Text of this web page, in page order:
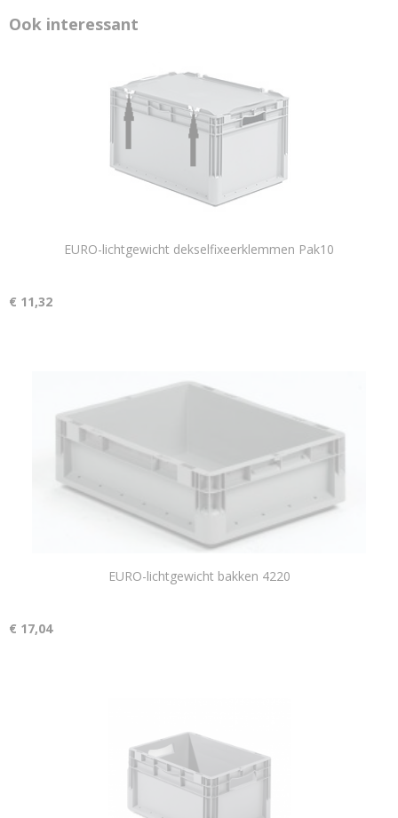
Ook interessant
EURO-lichtgewicht dekselfixeerklemmen Pak10
€ 11,32
EURO-lichtgewicht bakken 4220
€ 17,04